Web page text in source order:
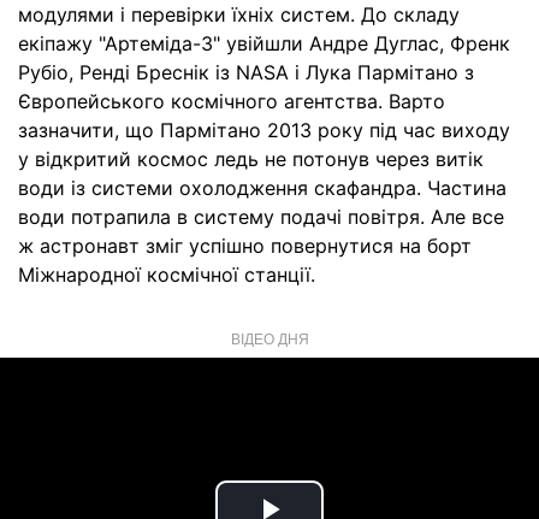
модулями і перевірки їхніх систем. До складу
екіпажу "Артеміда-3" увійшли Андре Дуглас, Френк
Рубіо, Ренді Бреснік із NASA і Лука Пармітано з
Європейського космічного агентства. Варто
зазначити, що Пармітано 2013 року під час виходу
у відкритий космос ледь не потонув через витік
води із системи охолодження скафандра. Частина
води потрапила в систему подачі повітря. Але все
ж астронавт зміг успішно повернутися на борт
Міжнародної космічної станції.
ВІДЕО ДНЯ